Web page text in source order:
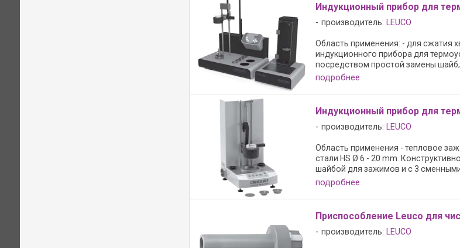
Индукционный прибор для
производитель: LEUCO
Область применения: - для сжатия
индукционного прибора для
посредством простой замены шайб;
подробнее
Индукционный прибор для
производитель: LEUCO
Область применения - тепловое
стали HS Ø 6 - 20 mm.
шайбой для зажимов и с 3 сменными
подробнее
Приспособление Leuco для
производитель: LEUCO